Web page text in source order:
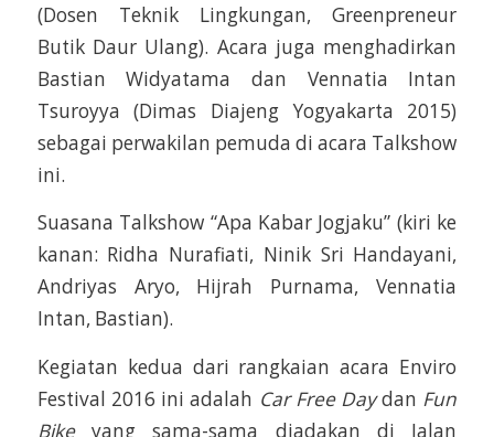
(Dosen Teknik Lingkungan, Greenpreneur
Butik Daur Ulang). Acara juga menghadirkan
Bastian Widyatama dan Vennatia Intan
Tsuroyya (Dimas Diajeng Yogyakarta 2015)
sebagai perwakilan pemuda di acara Talkshow
ini.
Suasana Talkshow “Apa Kabar Jogjaku” (kiri ke
kanan: Ridha Nurafiati, Ninik Sri Handayani,
Andriyas Aryo, Hijrah Purnama, Vennatia
Intan, Bastian).
Kegiatan kedua dari rangkaian acara Enviro
Festival 2016 ini adalah Car Free Daydan Fun
Bikeyang sama-sama diadakan di Jalan